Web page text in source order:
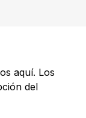
aquí. Los
del